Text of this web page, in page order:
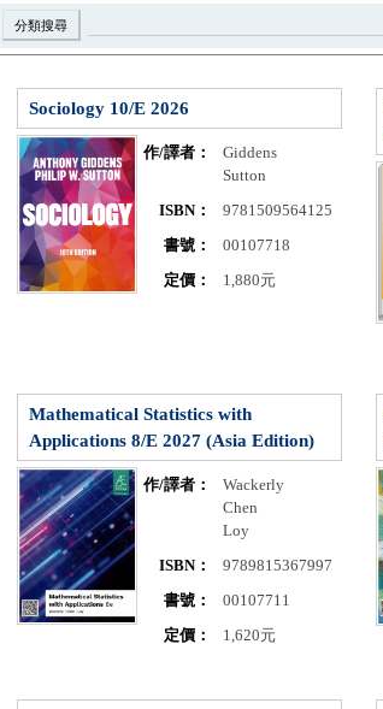
Sociology 10/E 2026
作/譯者：
Giddens
Sutton
ISBN：
9781509564125
書號：
00107718
定價：
1,880元
Mathematical Statistics with
Applications 8/E 2027 (Asia Edition)
作/譯者：
Wackerly
Chen
Loy
ISBN：
9789815367997
書號：
00107711
定價：
1,620元